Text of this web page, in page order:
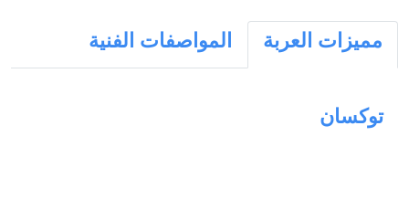
مميزات العربة المواصفات الفنية
توكسان